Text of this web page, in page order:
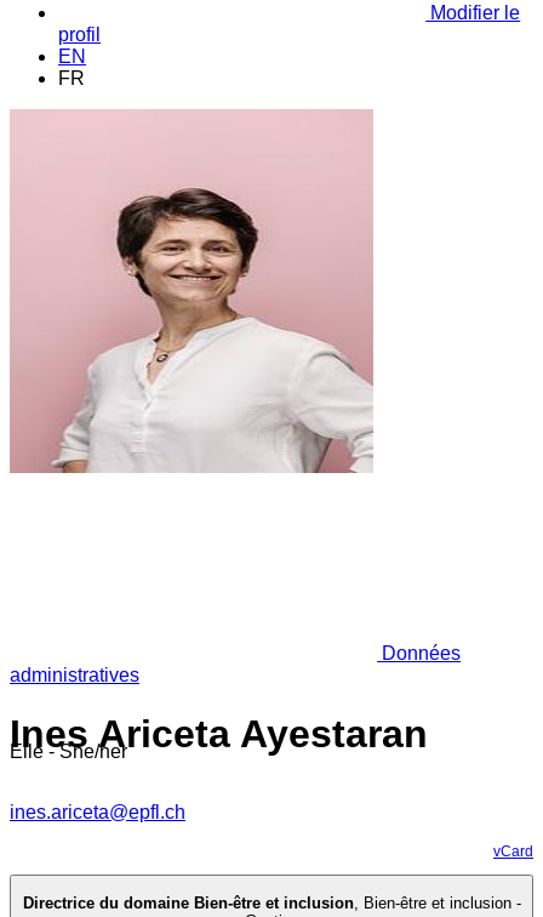
Modifier le
profil
EN
FR
Données
administratives
Ines Ariceta Ayestaran
Elle - She/her
ines.ariceta@epfl.ch
vCard
Directrice du domaine Bien-être et inclusion,
Bien-être et inclusion -